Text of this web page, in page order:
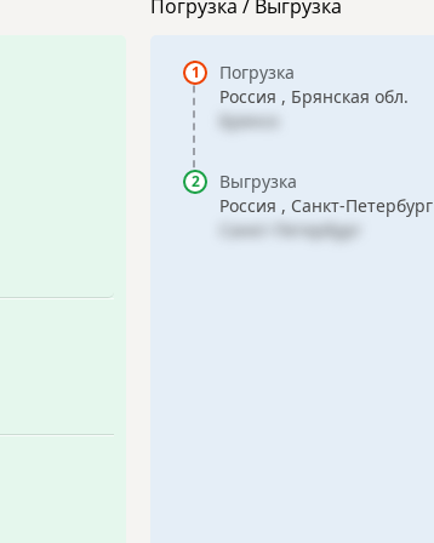
Погрузка / Выгрузка
Погрузка
Россия , Брянская обл.
Брянск
Выгрузка
Россия , Санкт-Петербург
Санкт-Петербург